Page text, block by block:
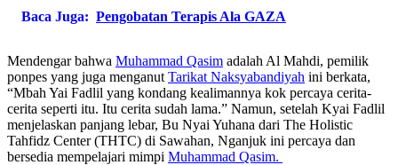
Baca Juga: Pengobatan Terapis Ala GAZA
Mendengar bahwa Muhammad Qasim adalah Al Mahdi, pemilik
ponpes yang juga menganut Tarikat Naksyabandiyah ini berkata,
“Mbah Yai Fadlil yang kondang kealimannya kok percaya cerita-
cerita seperti itu. Itu cerita sudah lama.” Namun, setelah Kyai Fadlil
menjelaskan panjang lebar, Bu Nyai Yuhana dari The Holistic
Tahfidz Center (THTC) di Sawahan, Nganjuk ini percaya dan
bersedia mempelajari mimpi Muhammad Qasim.